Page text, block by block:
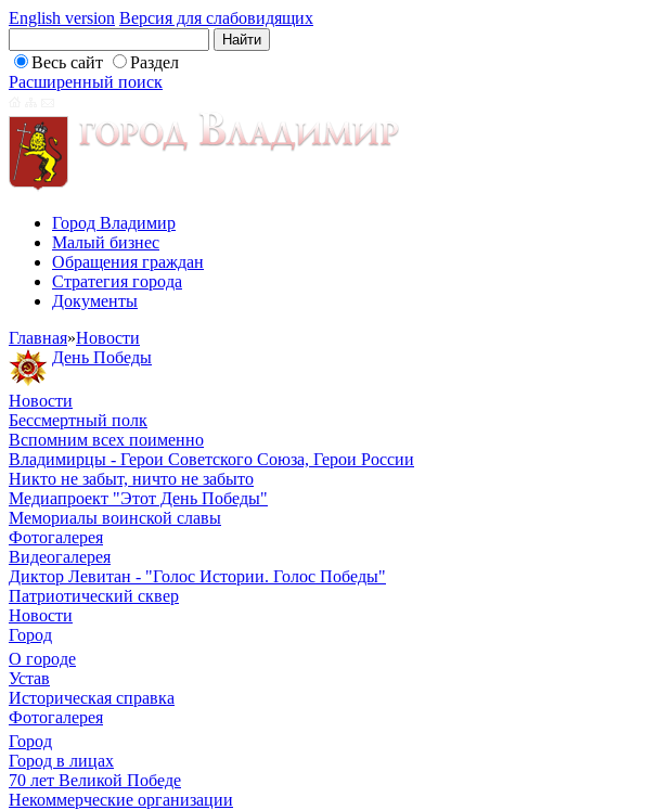
English version Версия для слабовидящих
Весь сайт
Раздел
Расширенный поиск
Город Владимир
Малый бизнес
Обращения граждан
Стратегия города
Документы
Главная»Новости
День Победы
Новости
Бессмертный полк
Вспомним всех поименно
Владимирцы - Герои Советского Союза, Герои России
Никто не забыт, ничто не забыто
Медиапроект "Этот День Победы"
Мемориалы воинской славы
Фотогалерея
Видеогалерея
Диктор Левитан - "Голос Истории. Голос Победы"
Патриотический сквер
Новости
Город
О городе
Устав
Историческая справка
Фотогалерея
Город
Город в лицах
70 лет Великой Победе
Некоммерческие организации